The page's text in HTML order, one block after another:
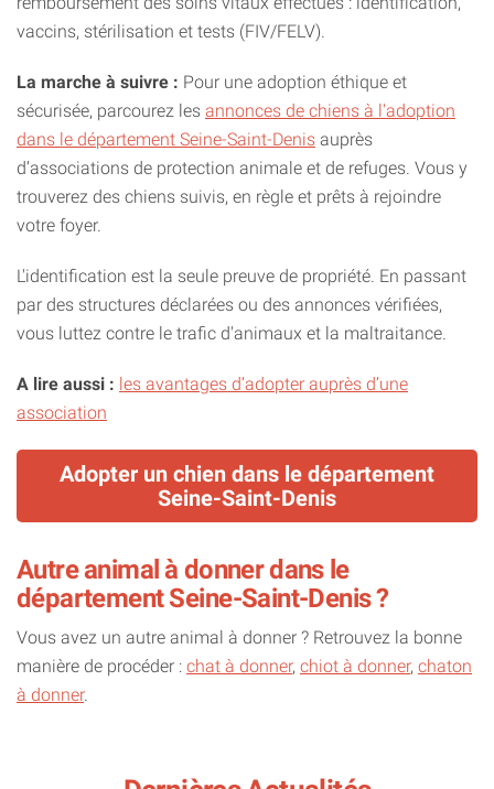
vaccins, stérilisation et tests (FIV/FELV).
La marche à suivre : Pour une adoption éthique et
sécurisée, parcourez les annonces de chiens à l'adoption
dans le département Seine-Saint-Denis auprès
d’associations de protection animale et de refuges. Vous y
trouverez des chiens suivis, en règle et prêts à rejoindre
votre foyer.
L'identification est la seule preuve de propriété. En passant
par des structures déclarées ou des annonces vérifiées,
vous luttez contre le trafic d'animaux et la maltraitance.
A lire aussi : les avantages d’adopter auprès d’une
association
Adopter un chien dans le département
Seine-Saint-Denis
Autre animal à donner dans le
département Seine-Saint-Denis ?
Vous avez un autre animal à donner ? Retrouvez la bonne
manière de procéder : chat à donner, chiot à donner, chaton
à donner.